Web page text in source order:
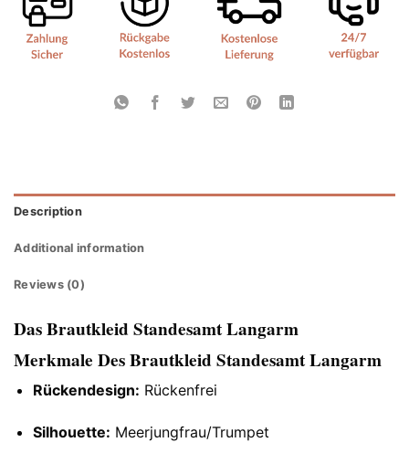
Description
Additional information
Reviews (0)
Das Brautkleid Standesamt Langarm
Merkmale Des Brautkleid Standesamt Langarm
Rückendesign: Rückenfrei
Silhouette: Meerjungfrau/Trumpet